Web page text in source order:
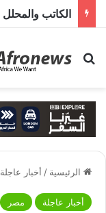
بحث عن
الرئيسية / أخبار عاجلة
أخبار عاجلة مصر